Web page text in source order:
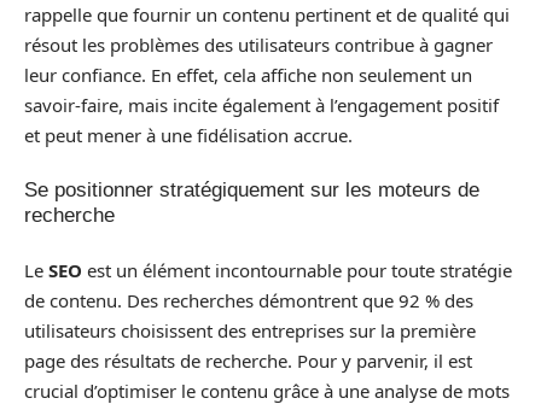
rappelle que fournir un contenu pertinent et de qualité qui
résout les problèmes des utilisateurs contribue à gagner
leur confiance. En effet, cela affiche non seulement un
savoir-faire, mais incite également à l’engagement positif
et peut mener à une fidélisation accrue.
Se positionner stratégiquement sur les moteurs de
recherche
Le SEO est un élément incontournable pour toute stratégie
de contenu. Des recherches démontrent que 92 % des
utilisateurs choisissent des entreprises sur la première
page des résultats de recherche. Pour y parvenir, il est
crucial d’optimiser le contenu grâce à une analyse de mots